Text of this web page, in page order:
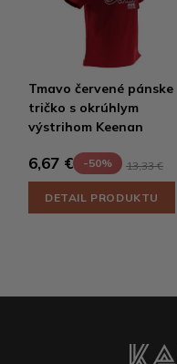
Tmavo červené pánske
tričko s okrúhlym
výstrihom Keenan
6,67 € -50% 13,33 €
DETAIL PRODUKTU